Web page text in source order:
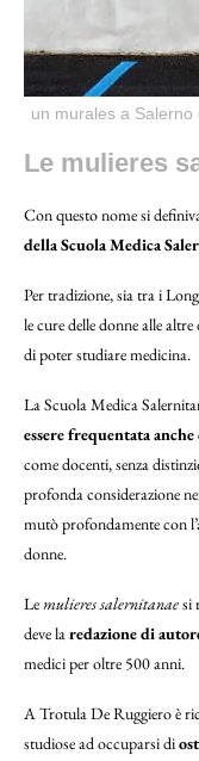
un murales a
Le mulieres
Con questo nome si
della Scuola Medica
Per tradizione, sia tra i
le cure delle donne alle
di poter studiare medicina.
La Scuola Medica
essere frequentata
come docenti, senza
profonda considerazione
mutò profondamente con
donne.
Lemulieres salernitanaesi
deve laredazione di
medici per oltre 500 anni.
A Trotula De Ruggiero è
studiose ad occuparsi di